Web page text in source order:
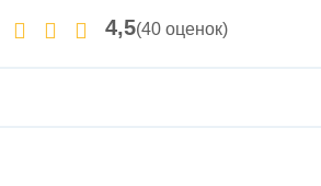
4,5(40 оценок)